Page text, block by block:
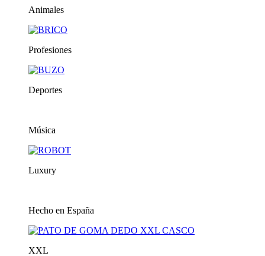
Animales
Profesiones
Deportes
Música
Luxury
Hecho en España
XXL